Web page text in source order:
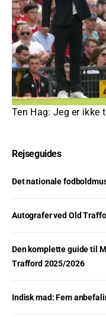
Ten Hag: Jeg er
Rejseguides
Det nationale
Autografer ved Old
Den komplette guide til
Trafford 2025/2026
Indisk mad: Fem